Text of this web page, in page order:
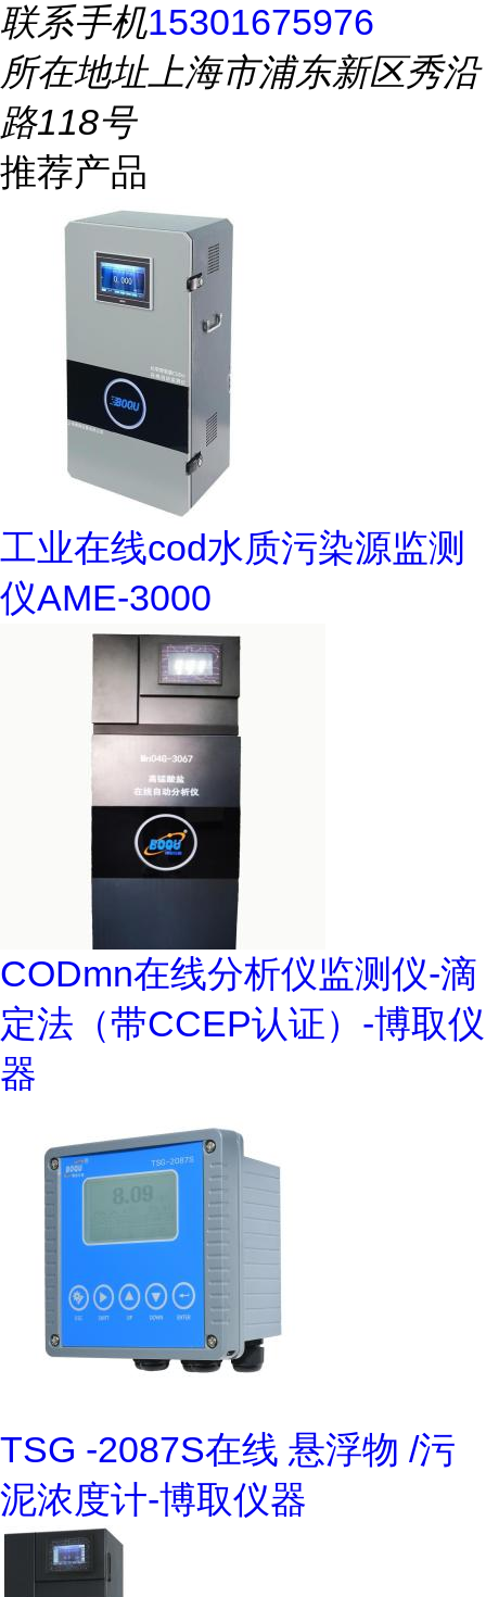
联系手机15301675976
所在地址上海市浦东新区秀沿
路118号
推荐产品
工业在线cod水质污染源监测
仪AME-3000
CODmn在线分析仪监测仪-滴
定法（带CCEP认证）-博取仪
器
TSG -2087S在线 悬浮物 /污
泥浓度计-博取仪器